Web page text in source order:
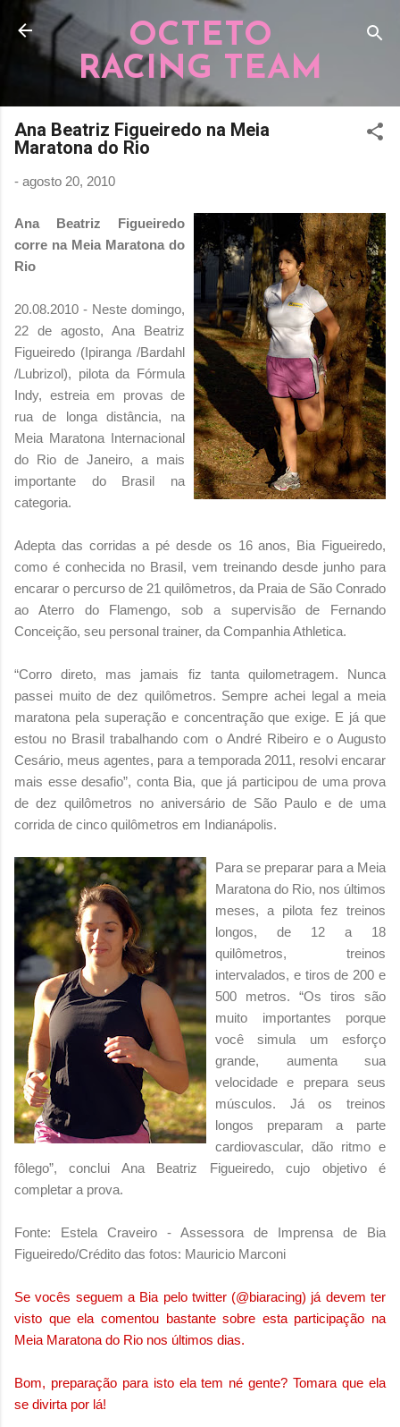
Pular para o conteúdo principal
OCTETO
RACING TEAM
Ana Beatriz Figueiredo na Meia
Maratona do Rio
- agosto 20, 2010
Ana Beatriz Figueiredo
corre na Meia Maratona do
Rio
20.08.2010 - Neste domingo,
22 de agosto, Ana Beatriz
Figueiredo (Ipiranga /Bardahl
/Lubrizol), pilota da Fórmula
Indy, estreia em provas de
rua de longa distância, na
Meia Maratona Internacional
do Rio de Janeiro, a mais
importante do Brasil na
categoria.
Adepta das corridas a pé desde os 16 anos, Bia Figueiredo,
como é conhecida no Brasil, vem treinando desde junho para
encarar o percurso de 21 quilômetros, da Praia de São Conrado
ao Aterro do Flamengo, sob a supervisão de Fernando
Conceição, seu personal trainer, da Companhia Athletica.
“Corro direto, mas jamais fiz tanta quilometragem. Nunca
passei muito de dez quilômetros. Sempre achei legal a meia
maratona pela superação e concentração que exige. E já que
estou no Brasil trabalhando com o André Ribeiro e o Augusto
Cesário, meus agentes, para a temporada 2011, resolvi encarar
mais esse desafio”, conta Bia, que já participou de uma prova
de dez quilômetros no aniversário de São Paulo e de uma
corrida de cinco quilômetros em Indianápolis.
Para se preparar para a Meia
Maratona do Rio, nos últimos
meses, a pilota fez treinos
longos, de 12 a 18
quilômetros, treinos
intervalados, e tiros de 200 e
500 metros. “Os tiros são
muito importantes porque
você simula um esforço
grande, aumenta sua
velocidade e prepara seus
músculos. Já os treinos
longos preparam a parte
cardiovascular, dão ritmo e
fôlego”, conclui Ana Beatriz Figueiredo, cujo objetivo é
completar a prova.
Fonte: Estela Craveiro - Assessora de Imprensa de Bia
Figueiredo/Crédito das fotos: Mauricio Marconi
Se vocês seguem a Bia pelo twitter (@biaracing) já devem ter
visto que ela comentou bastante sobre esta participação na
Meia Maratona do Rio nos últimos dias.
Bom, preparação para isto ela tem né gente? Tomara que ela
se divirta por lá!